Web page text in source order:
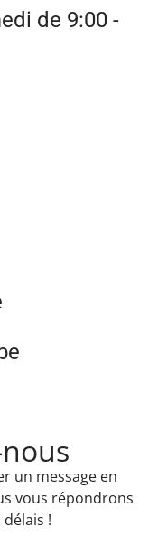
un message en
vous répondrons
!
de 9:00 -